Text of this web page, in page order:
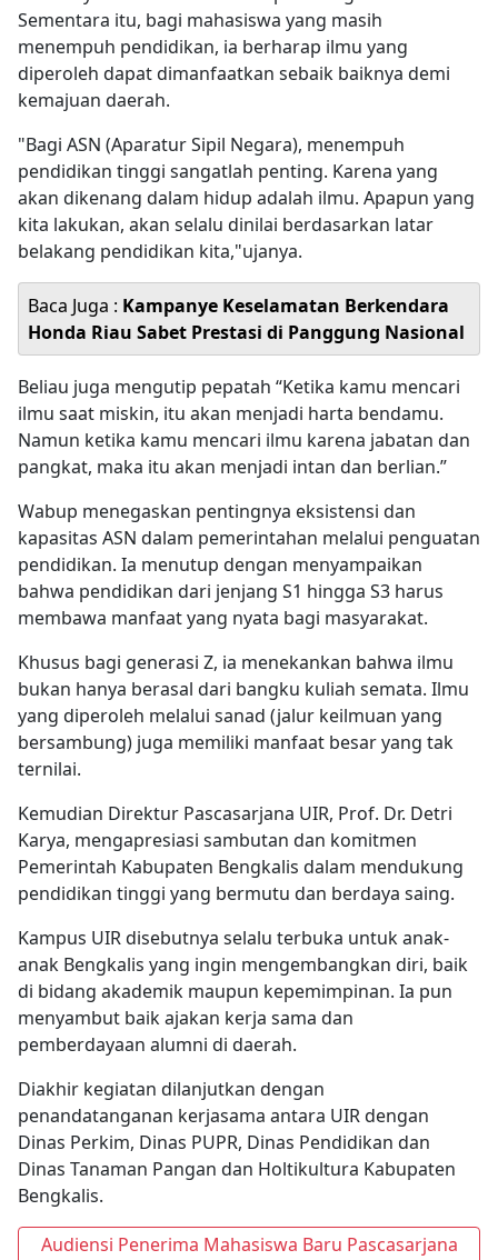
Sementara itu, bagi mahasiswa yang masih
menempuh pendidikan, ia berharap ilmu yang
diperoleh dapat dimanfaatkan sebaik baiknya demi
kemajuan daerah.
"Bagi ASN (Aparatur Sipil Negara), menempuh
pendidikan tinggi sangatlah penting. Karena yang
akan dikenang dalam hidup adalah ilmu. Apapun yang
kita lakukan, akan selalu dinilai berdasarkan latar
belakang pendidikan kita,"ujanya.
Baca Juga : Kampanye Keselamatan Berkendara
Honda Riau Sabet Prestasi di Panggung Nasional
Beliau juga mengutip pepatah “Ketika kamu mencari
ilmu saat miskin, itu akan menjadi harta bendamu.
Namun ketika kamu mencari ilmu karena jabatan dan
pangkat, maka itu akan menjadi intan dan berlian.”
Wabup menegaskan pentingnya eksistensi dan
kapasitas ASN dalam pemerintahan melalui penguatan
pendidikan. Ia menutup dengan menyampaikan
bahwa pendidikan dari jenjang S1 hingga S3 harus
membawa manfaat yang nyata bagi masyarakat.
Khusus bagi generasi Z, ia menekankan bahwa ilmu
bukan hanya berasal dari bangku kuliah semata. Ilmu
yang diperoleh melalui sanad (jalur keilmuan yang
bersambung) juga memiliki manfaat besar yang tak
ternilai.
Kemudian Direktur Pascasarjana UIR, Prof. Dr. Detri
Karya, mengapresiasi sambutan dan komitmen
Pemerintah Kabupaten Bengkalis dalam mendukung
pendidikan tinggi yang bermutu dan berdaya saing.
Kampus UIR disebutnya selalu terbuka untuk anak-
anak Bengkalis yang ingin mengembangkan diri, baik
di bidang akademik maupun kepemimpinan. Ia pun
menyambut baik ajakan kerja sama dan
pemberdayaan alumni di daerah.
Diakhir kegiatan dilanjutkan dengan
penandatanganan kerjasama antara UIR dengan
Dinas Perkim, Dinas PUPR, Dinas Pendidikan dan
Dinas Tanaman Pangan dan Holtikultura Kabupaten
Bengkalis.
Audiensi Penerima Mahasiswa Baru Pascasarjana